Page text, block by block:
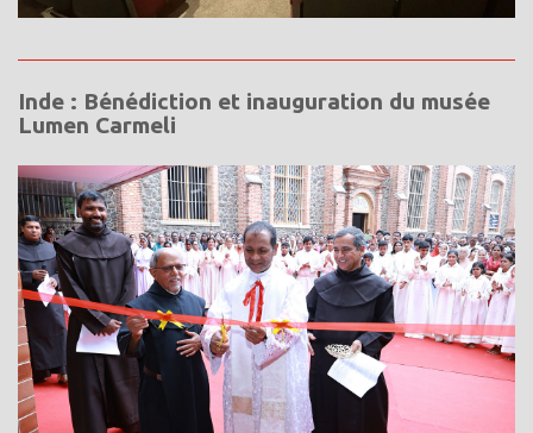
Inde : Bénédiction et inauguration du musée
Lumen Carmeli